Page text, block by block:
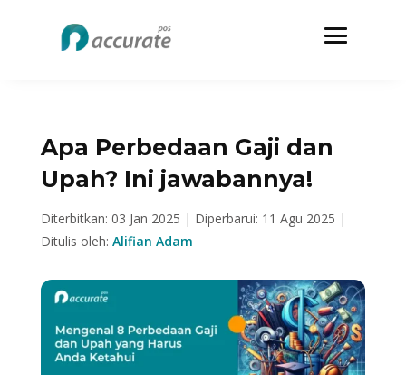
Apa Perbedaan Gaji dan
Upah? Ini jawabannya!
Diterbitkan: 03 Jan 2025 | Diperbarui: 11 Agu 2025 |
Ditulis oleh: Alifian Adam